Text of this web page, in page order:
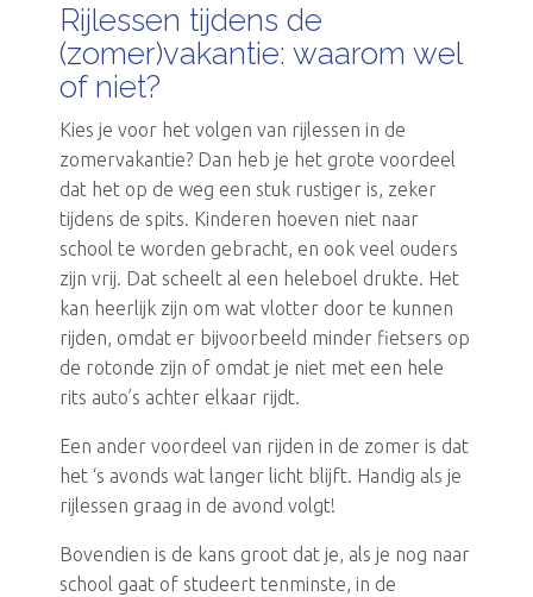
Rijlessen tijdens de
(zomer)vakantie: waarom wel
of niet?
Kies je voor het volgen van rijlessen in de
zomervakantie? Dan heb je het grote voordeel
dat het op de weg een stuk rustiger is, zeker
tijdens de spits. Kinderen hoeven niet naar
school te worden gebracht, en ook veel ouders
zijn vrij. Dat scheelt al een heleboel drukte. Het
kan heerlijk zijn om wat vlotter door te kunnen
rijden, omdat er bijvoorbeeld minder fietsers op
de rotonde zijn of omdat je niet met een hele
rits auto’s achter elkaar rijdt.
Een ander voordeel van rijden in de zomer is dat
het ‘s avonds wat langer licht blijft. Handig als je
rijlessen graag in de avond volgt!
Bovendien is de kans groot dat je, als je nog naar
school gaat of studeert tenminste, in de